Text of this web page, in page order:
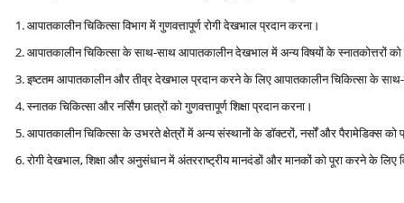
आपातकालीन चिकित्सा विभाग में गुणवत्तापूर्ण रोगी देखभाल प्रदान करना।
आपातकालीन चिकित्सा के साथ-साथ आपातकालीन देखभाल में अन्य विषयों के स्नातकोत्तरों को
इष्टतम आपातकालीन और तीव्र देखभाल प्रदान करने के लिए आपातकालीन चिकित्सा के साथ-
स्नातक चिकित्सा और नर्सिंग छात्रों को गुणवत्तापूर्ण शिक्षा प्रदान करना।
आपातकालीन चिकित्सा के उभरते क्षेत्रों में अन्य संस्थानों के डॉक्टरों, नर्सों और पैरामेडिक्स को
रोगी देखभाल, शिक्षा और अनुसंधान में अंतरराष्ट्रीय मानदंडों और मानकों को पूरा करने के लिए